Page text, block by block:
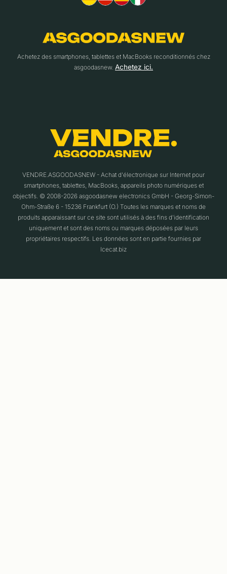
Achetez des smartphones, tablettes et MacBooks reconditionnés chez
asgoodasnew. Achetez ici.
VENDRE.ASGOODASNEW - Achat d'électronique sur Internet pour
smartphones, tablettes, MacBooks, appareils photo numériques et
objectifs. © 2008-2026 asgoodasnew electronics GmbH - Georg-Simon-
Ohm-Straße 6 - 15236 Frankfurt (O.) Toutes les marques et noms de
produits apparaissant sur ce site sont utilisés à des fins d'identification
uniquement et sont des noms ou marques déposées par leurs
propriétaires respectifs. Les données sont en partie fournies par
Icecat.biz